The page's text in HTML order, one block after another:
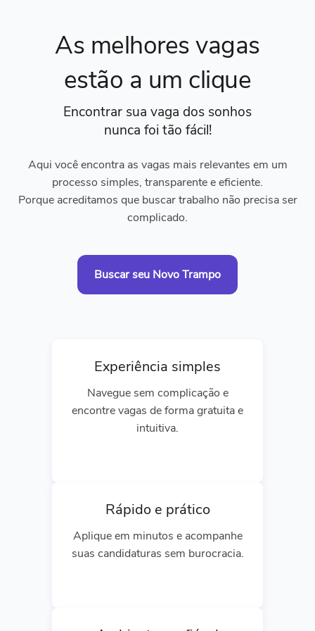
As melhores vagas
estão a um clique
Encontrar sua vaga dos sonhos
nunca foi tão fácil!
Aqui você encontra as vagas mais relevantes em um
processo simples, transparente e eficiente.
Porque acreditamos que buscar trabalho não precisa ser
complicado.
Buscar seu Novo Trampo
Experiência simples
Navegue sem complicação e
encontre vagas de forma gratuita e
intuitiva.
Rápido e prático
Aplique em minutos e acompanhe
suas candidaturas sem burocracia.